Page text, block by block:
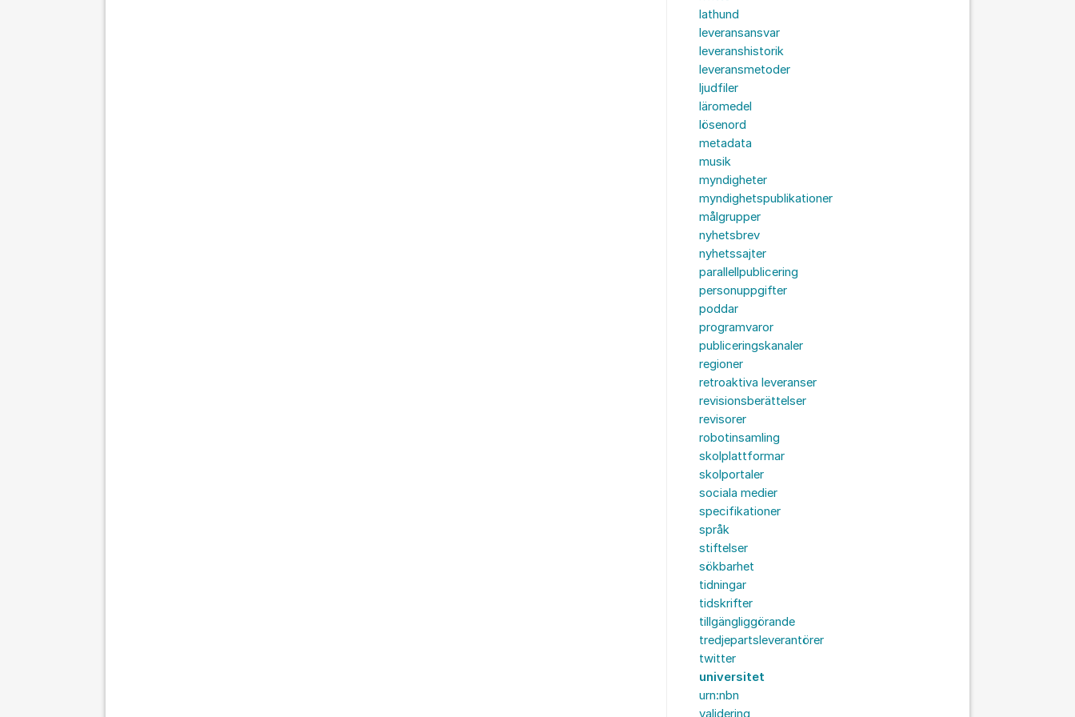
lathund
leveransansvar
leveranshistorik
leveransmetoder
ljudfiler
läromedel
lösenord
metadata
musik
myndigheter
myndighetspublikationer
målgrupper
nyhetsbrev
nyhetssajter
parallellpublicering
personuppgifter
poddar
programvaror
publiceringskanaler
regioner
retroaktiva leveranser
revisionsberättelser
revisorer
robotinsamling
skolplattformar
skolportaler
sociala medier
specifikationer
språk
stiftelser
sökbarhet
tidningar
tidskrifter
tillgängliggörande
tredjepartsleverantörer
twitter
universitet
urn:nbn
validering